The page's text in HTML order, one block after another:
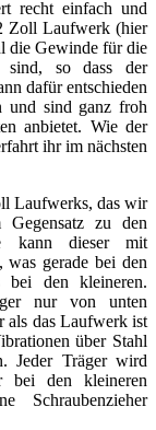
recht einfach und
Zoll Laufwerk (hier
die Gewinde für die
sind, so dass der
dafür entschieden
und sind ganz froh
anbietet. Wie der
ihr im nächsten
Laufwerks, das wir
Gegensatz zu den
dieser mit
was gerade bei den
den kleineren.
nur von unten
als das Laufwerk ist
über Stahl
Jeder Träger wird
bei den kleineren
Schraubenzieher